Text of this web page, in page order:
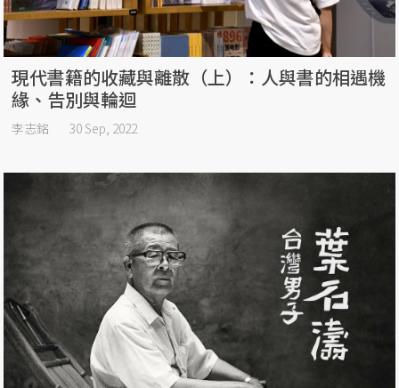
現代書籍的收藏與離散（上）：人與書的相遇機
緣、告別與輪迴
李志銘 30 Sep, 2022